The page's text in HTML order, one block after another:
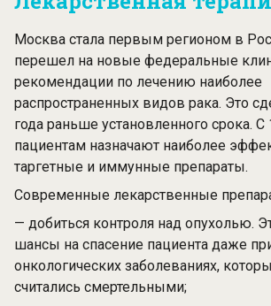
Москва стала первым регионом в
перешел на новые федеральные
рекомендации по лечению наиболее
распространенных видов рака. Это
года раньше установленного срока. С
пациентам назначают наиболее
таргетные и иммунные препараты.
Современные лекарственные
— добиться контроля над опухолью.
шансы на спасение пациента даже
онкологических заболеваниях,
считались смертельными;